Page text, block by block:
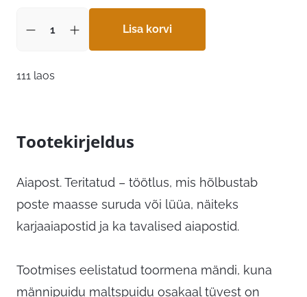
oli:
4,35 €.
on:
3,48 €.
Lisa korvi
111 laos
Tootekirjeldus
Aiapost. Teritatud – töötlus, mis hõlbustab
poste maasse suruda või lüüa, näiteks
karjaaiapostid ja ka tavalised aiapostid.
Tootmises eelistatud toormena mändi, kuna
männipuidu maltspuidu osakaal tüvest on